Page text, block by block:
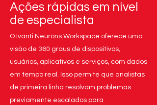
Ações rápidas em nível
de especialista
O Ivanti Neurons Workspace oferece uma
visão de 360 graus de dispositivos,
usuários, aplicativos e serviços, com dados
em tempo real. Isso permite que analistas
de primeira linha resolvam problemas
previamente escalados para